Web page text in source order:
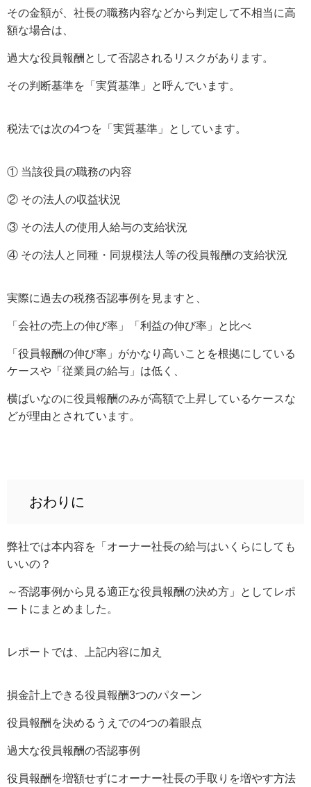
その金額が、社長の職務内容などから判定して不相当に高
額な場合は、
過大な役員報酬として否認されるリスクがあります。
その判断基準を「実質基準」と呼んでいます。
税法では次の4つを「実質基準」としています。
① 当該役員の職務の内容
② その法人の収益状況
③ その法人の使用人給与の支給状況
④ その法人と同種・同規模法人等の役員報酬の支給状況
実際に過去の税務否認事例を見ますと、
「会社の売上の伸び率」「利益の伸び率」と比べ
「役員報酬の伸び率」がかなり高いことを根拠にしている
ケースや「従業員の給与」は低く、
横ばいなのに役員報酬のみが高額で上昇しているケースな
どが理由とされています。
おわりに
弊社では本内容を「オーナー社長の給与はいくらにしても
いいの？
～否認事例から見る適正な役員報酬の決め方」としてレポ
ートにまとめました。
レポートでは、上記内容に加え
損金計上できる役員報酬3つのパターン
役員報酬を決めるうえでの4つの着眼点
過大な役員報酬の否認事例
役員報酬を増額せずにオーナー社長の手取りを増やす方法